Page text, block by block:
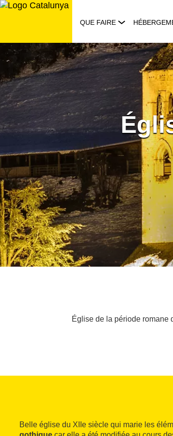
Aller
QUE FAIRE
Église de la période romane
Belle église du XIIe siècle qui marie les